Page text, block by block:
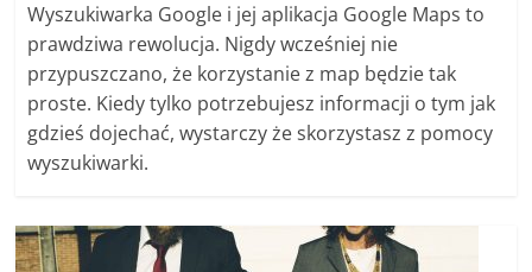
Wyszukiwarka Google i jej aplikacja Google Maps to
prawdziwa rewolucja. Nigdy wcześniej nie
przypuszczano, że korzystanie z map będzie tak
proste. Kiedy tylko potrzebujesz informacji o tym jak
gdzieś dojechać, wystarczy że skorzystasz z pomocy
wyszukiwarki.